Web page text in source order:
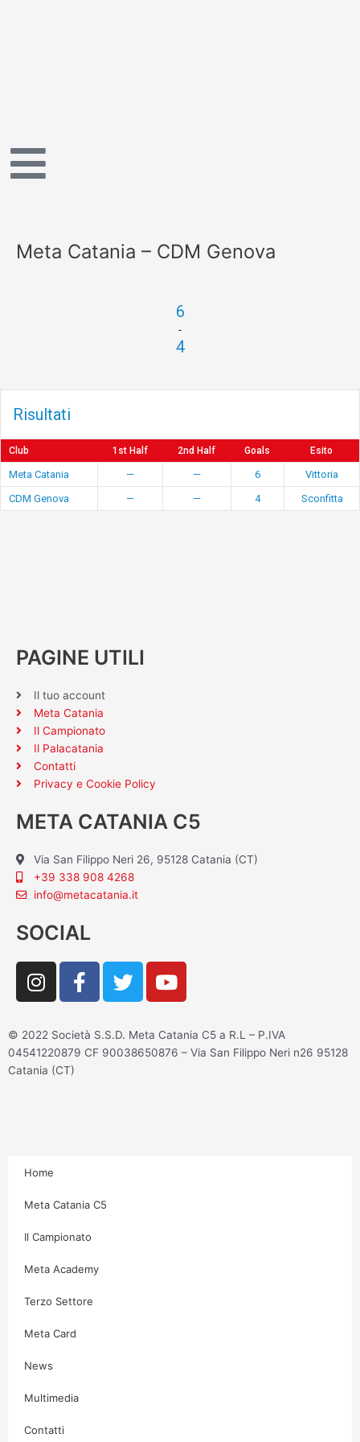
Meta Catania – CDM Genova
6
-
4
Risultati
Club 1st Half 2nd Half Goals Esito
Meta Catania — — 6
Vittoria
CDM Genova
— — 4 Sconfitta
PAGINE UTILI
Il tuo account
Meta Catania
Il Campionato
Il Palacatania
Contatti
Privacy e Cookie Policy
META CATANIA C5
Via San Filippo Neri 26, 95128 Catania (CT)
+39 338 908 4268
info@metacatania.it
SOCIAL
I
n
t
a
g
F
a
e
b
T
w
t
t
Y
o
t
u
© 2022 Società S.S.D. Meta Catania C5 a R.L – P.IVA
04541220879 CF 90038650876 – Via San Filippo Neri n26 95128
Catania (CT)
Home
Meta Catania C5
Il Campionato
Meta Academy
Terzo Settore
Meta Card
News
Multimedia
Contatti